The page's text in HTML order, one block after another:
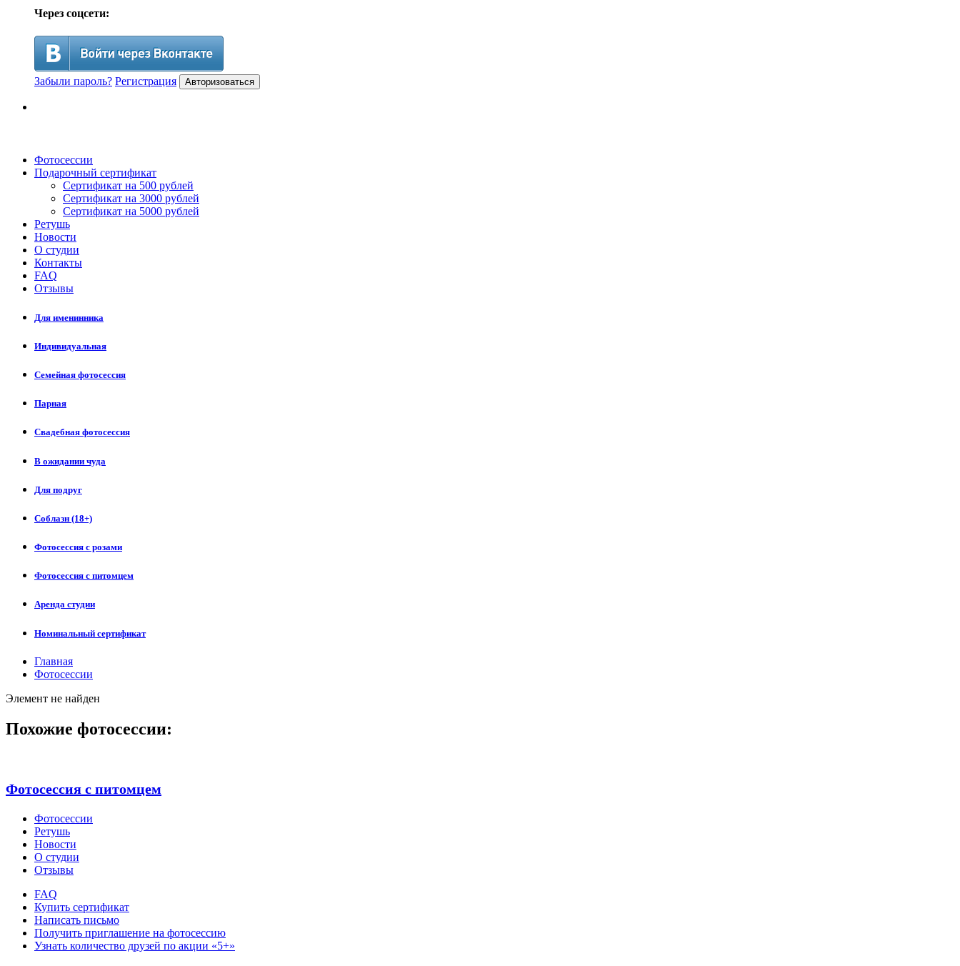
Через соцсети:
Забыли пароль? Регистрация Авторизоваться
Фотосессии
Подарочный сертификат
Сертификат на 500 рублей
Сертификат на 3000 рублей
Сертификат на 5000 рублей
Ретушь
Новости
О студии
Контакты
FAQ
Отзывы
Для именинника
Индивидуальная
Семейная фотосессия
Парная
Свадебная фотосессия
В ожидании чуда
Для подруг
Соблазн (18+)
Фотосессия с розами
Фотосессия с питомцем
Аренда студии
Номинальный сертификат
Главная
Фотосессии
Элемент не найден
Похожие фотосессии:
Фотосессия с питомцем
Фотосессии
Ретушь
Новости
О студии
Отзывы
FAQ
Купить сертификат
Написать письмо
Получить приглашение на фотосессию
Узнать количество друзей по акции «5+»